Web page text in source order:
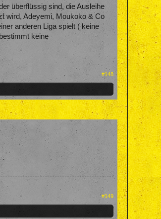
überflüssig sind, die Ausleihe
wird, Adeyemi, Moukoko & Co
anderen Liga spielt ( keine
keine
#148
#149